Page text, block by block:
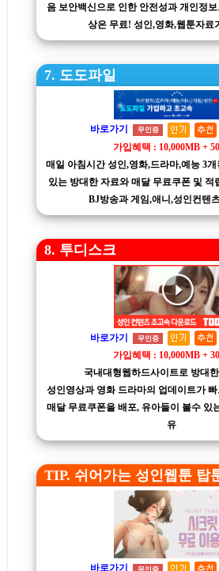
음 보안백신으로 인한 안전성과 개인정
상은 무료! 성인,영화,웹툰자료
7. 도도파일
바로가기 무인증
가입혜택 : 10,000MB +
매일 아침시간 성인,영화,드라마,예능 3
있는 방대한 자료와 매달 무료쿠폰 및 적
BJ방송과 게임,애니,성인컨텐
8. 투디스크
바로가기 무인증
가입혜택 : 10,000MB +
국내대형웹하드사이트로 방대
성인영상과 영화 드라마의 업데이트가
매달 무료쿠폰을 배포, 유아들이 볼수 있
유
TIP. 쉬어가는 성인웹툰 탑
바로가기 무인증